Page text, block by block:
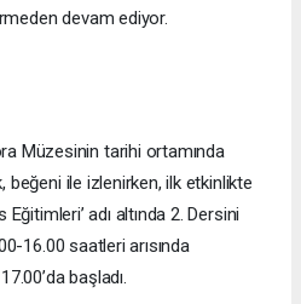
devam ediyor.
Müzesinin tarihi ortamında
beğeni ile izlenirken, ilk etkinlikte
Eğitimleri’ adı altında 2. Dersini
16.00 saatleri arısında
başladı.